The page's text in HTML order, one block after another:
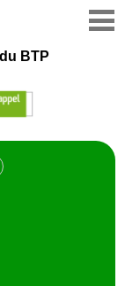
BTP